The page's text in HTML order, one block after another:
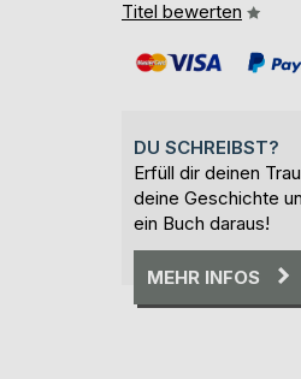
Titel bewerten
DU SCHREIBST?
Erfüll dir deinen
deine Geschichte
ein Buch daraus!
MEHR INFOS